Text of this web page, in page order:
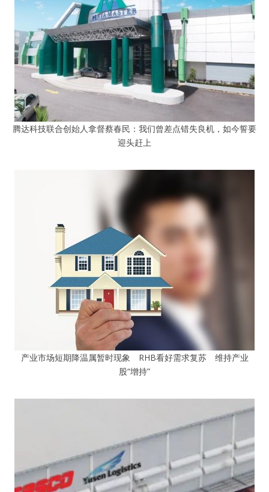
腾达科技联合创始人拿督蔡春民：我们曾差点错失良机，如今誓要
迎头赶上
产业市场短期降温属暂时现象 RHB看好需求复苏 维持产业
股“增持”